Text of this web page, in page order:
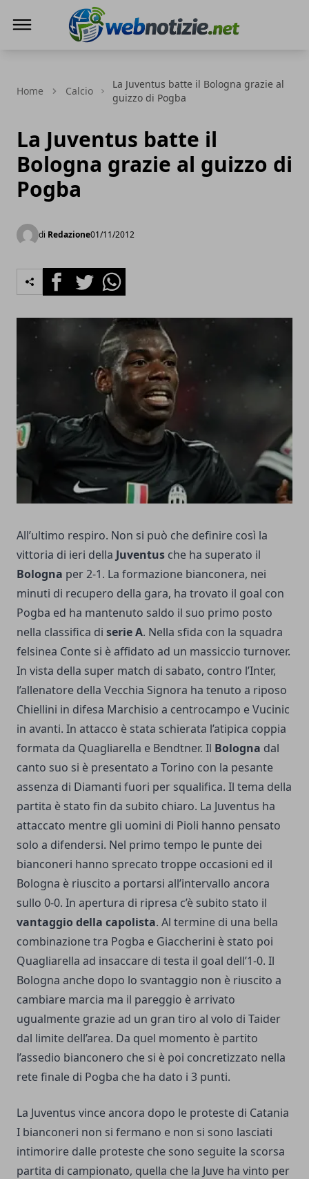
Home Calcio
La Juventus batte il Bologna grazie al
guizzo di Pogba
La Juventus batte il
Bologna grazie al guizzo di
Pogba
di Redazione01/11/2012
FacebookTwitterWhatsapp
All’ultimo respiro. Non si può che definire così la
vittoria di ieri della Juventus che ha superato il
Bologna per 2-1. La formazione bianconera, nei
minuti di recupero della gara, ha trovato il goal con
Pogba ed ha mantenuto saldo il suo primo posto
nella classifica di serie A. Nella sfida con la squadra
felsinea Conte si è affidato ad un massiccio turnover.
In vista della super match di sabato, contro l’Inter,
l’allenatore della Vecchia Signora ha tenuto a riposo
Chiellini in difesa Marchisio a centrocampo e Vucinic
in avanti. In attacco è stata schierata l’atipica coppia
formata da Quagliarella e Bendtner. Il Bologna dal
canto suo si è presentato a Torino con la pesante
assenza di Diamanti fuori per squalifica. Il tema della
partita è stato fin da subito chiaro. La Juventus ha
attaccato mentre gli uomini di Pioli hanno pensato
solo a difendersi. Nel primo tempo le punte dei
bianconeri hanno sprecato troppe occasioni ed il
Bologna è riuscito a portarsi all’intervallo ancora
sullo 0-0. In apertura di ripresa c’è subito stato il
vantaggio della capolista. Al termine di una bella
combinazione tra Pogba e Giaccherini è stato poi
Quagliarella ad insaccare di testa il goal dell’1-0. Il
Bologna anche dopo lo svantaggio non è riuscito a
cambiare marcia ma il pareggio è arrivato
ugualmente grazie ad un gran tiro al volo di Taider
dal limite dell’area. Da quel momento è partito
l’assedio bianconero che si è poi concretizzato nella
rete finale di Pogba che ha dato i 3 punti.
La Juventus vince ancora dopo le proteste di Catania
I bianconeri non si fermano e non si sono lasciati
intimorire dalle proteste che sono seguite la scorsa
partita di campionato, quella che la Juve ha vinto per